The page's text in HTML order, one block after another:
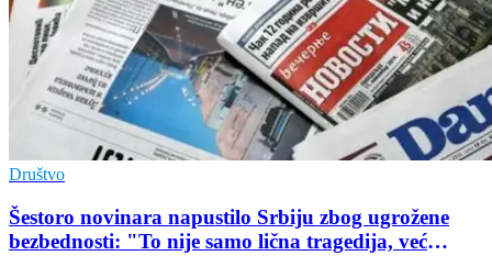
Društvo
Šestoro novinara napustilo Srbiju zbog ugrožene
bezbednosti: "To nije samo lična tragedija, već